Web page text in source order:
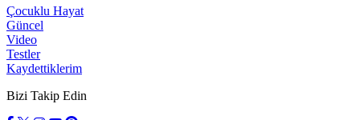
Çocuklu Hayat
Güncel
Video
Testler
Kaydettiklerim
Bizi Takip Edin